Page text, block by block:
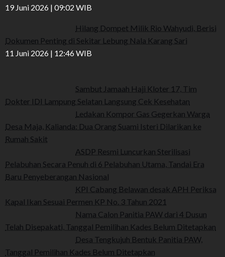
19 Juni 2026 | 09:02 WIB
Hilang Dompet Milik Rio Wahyudi, Berisi
Dokumen Penting di Sekitar Lebung Nala Karang Sari
11 Juni 2026 | 12:46 WIB
Sambut Jamaah Haji Kloter 17, Tim
Dokter IDI Lampung Selatan Langsung Cek Kesehatan
Ledakan Kompor Gas Gegerkan Warga
Desa Maja, Kalianda: Dua Orang Suami Isteri Dilarikan ke
Rumah Sakit
ASDP Resmi Luncurkan Sterilisasi
Pelabuhan Secara Penuh di 6 Pelabuhan Utama, Tandai Era
Baru Penyeberangan Nasional
KPI Cabang Belawan desak APH Periksa
Kapal Ikan Sesuai Permen KP No. 3 Tahun 2021
Nama Calon Panitia PAW dari 4 Dusun
Telah Disepakati, Tanggal Pemilihan Kades Belum Ditetapkan
Desa Tengkujuh Bentuk Panitia PAW,
Tanggal Pemilihan Kades Belum Ditetapkan